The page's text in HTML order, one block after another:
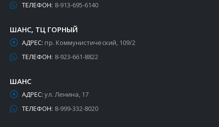
ТЕЛЕФОН: 8-913-695-6140
ШАНС, ТЦ ГОРНЫЙ
АДРЕС: пр. Коммунистический, 109/2
ТЕЛЕФОН: 8-923-661-8822
ШАНС
АДРЕС: ул. Ленина, 17
ТЕЛЕФОН: 8-999-332-8020